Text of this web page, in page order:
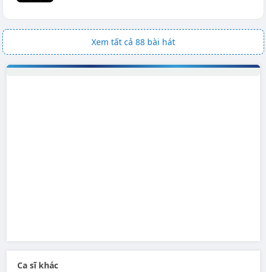
Xem tất cả 88 bài hát
Ca sĩ khác